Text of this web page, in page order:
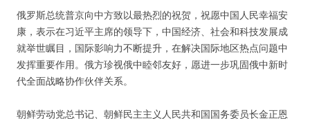
俄罗斯总统普京向中方致以最热烈的祝贺，祝愿中国人民幸福安
康，表示在习近平主席的领导下，中国经济、社会和科技发展成
就举世瞩目，国际影响力不断提升，在解决国际地区热点问题中
发挥重要作用。俄方珍视俄中睦邻友好，愿进一步巩固俄中新时
代全面战略协作伙伴关系。
朝鲜劳动党总书记、朝鲜民主主义人民共和国国务委员长金正恩